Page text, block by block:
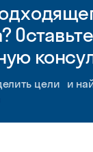
цели и